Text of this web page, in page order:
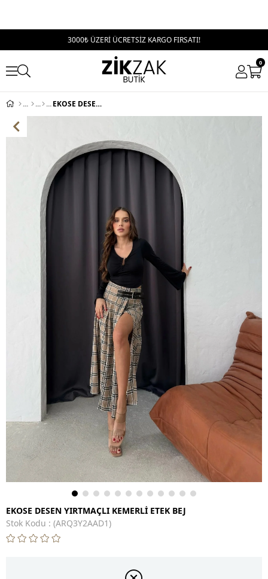
3000₺ ÜZERİ ÜCRETSİZ KARGO FIRSATI!
0
EKOSE DESEN YIRTMAÇLI KEMERLİ ETEK BEJ
EKOSE DESEN YIRTMAÇLI KEMERLİ ETEK BEJ
Stok Kodu
(ARQ3Y2AAD1)